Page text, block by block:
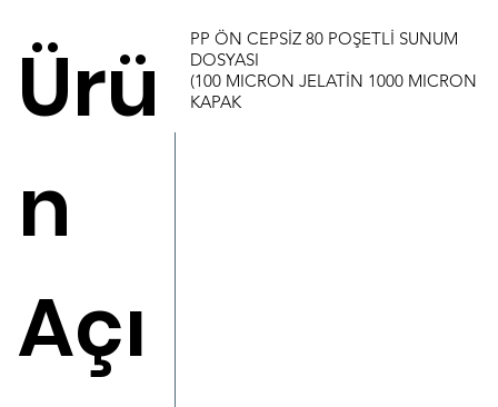
Ürü
n
Açı
PP ÖN CEPSİZ 80 POŞETLİ SUNUM
DOSYASI
(100 MICRON JELATİN 1000 MICRON
KAPAK